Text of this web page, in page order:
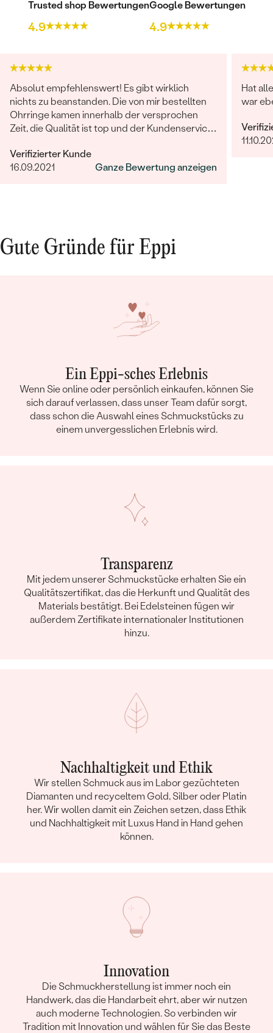
Trusted shop Bewertungen
4.9
Google Bewertungen
4.9
Absolut empfehlenswert! Es gibt wirklich
nichts zu beanstanden. Die von mir bestellten
Ohrringe kamen innerhalb der versprochen
Zeit, die Qualität ist top und der Kundenservice
Verifizierter Kunde
16.09.2021
Ganze Bewertung anzeigen
Hat
war
Gute Gründe für Eppi
Ein Eppi-sches Erlebnis
Wenn Sie online oder persönlich einkaufen, können Sie
sich darauf verlassen, dass unser Team dafür sorgt,
dass schon die Auswahl eines Schmuckstücks zu
einem unvergesslichen Erlebnis wird.
Transparenz
Mit jedem unserer Schmuckstücke erhalten Sie ein
Qualitätszertifikat, das die Herkunft und Qualität des
Materials bestätigt. Bei Edelsteinen fügen wir
außerdem Zertifikate internationaler Institutionen
hinzu.
Nachhaltigkeit und Ethik
Wir stellen Schmuck aus im Labor gezüchteten
Diamanten und recyceltem Gold, Silber oder Platin
her. Wir wollen damit ein Zeichen setzen, dass Ethik
und Nachhaltigkeit mit Luxus Hand in Hand gehen
können.
Innovation
Die Schmuckherstellung ist immer noch ein
Handwerk, das die Handarbeit ehrt, aber wir nutzen
auch moderne Technologien. So verbinden wir
Tradition mit Innovation und wählen für Sie das Beste